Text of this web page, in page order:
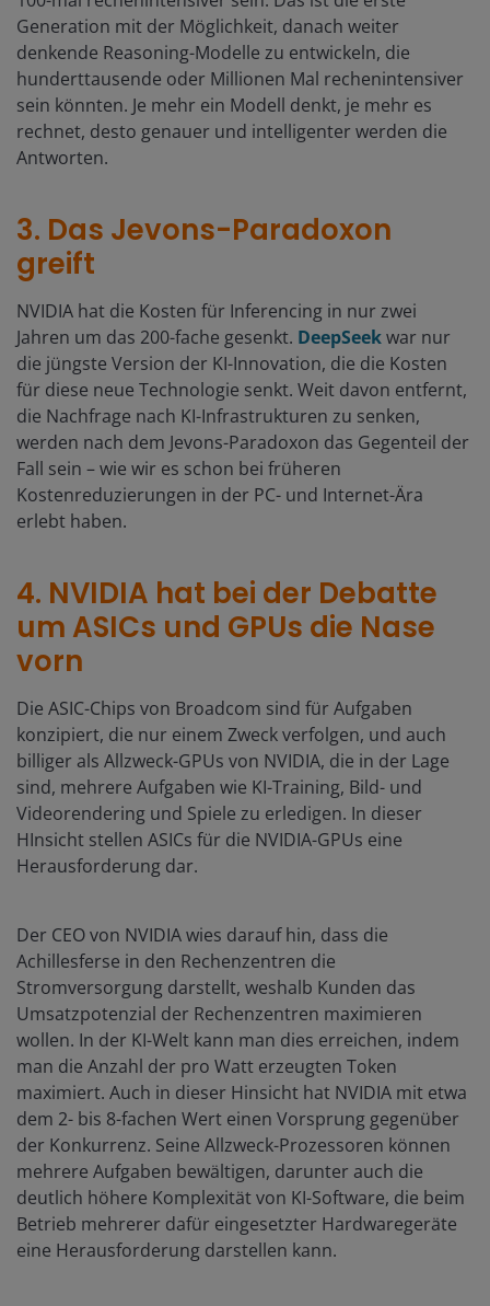
Generation mit der Möglichkeit, danach weiter
denkende Reasoning-Modelle zu entwickeln, die
hunderttausende oder Millionen Mal rechenintensiver
sein könnten. Je mehr ein Modell denkt, je mehr es
rechnet, desto genauer und intelligenter werden die
Antworten.
3. Das Jevons-Paradoxon
greift
NVIDIA hat die Kosten für Inferencing in nur zwei
Jahren um das 200-fache gesenkt. DeepSeekwar nur
die jüngste Version der KI-Innovation, die die Kosten
für diese neue Technologie senkt. Weit davon entfernt,
die Nachfrage nach KI-Infrastrukturen zu senken,
werden nach dem Jevons-Paradoxon das Gegenteil der
Fall sein – wie wir es schon bei früheren
Kostenreduzierungen in der PC- und Internet-Ära
erlebt haben.
4. NVIDIA hat bei der Debatte
um ASICs und GPUs die Nase
vorn
Die ASIC-Chips von Broadcom sind für Aufgaben
konzipiert, die nur einem Zweck verfolgen, und auch
billiger als Allzweck-GPUs von NVIDIA, die in der Lage
sind, mehrere Aufgaben wie KI-Training, Bild- und
Videorendering und Spiele zu erledigen. In dieser
HInsicht stellen ASICs für die NVIDIA-GPUs eine
Herausforderung dar.
Der CEO von NVIDIA wies darauf hin, dass die
Achillesferse in den Rechenzentren die
Stromversorgung darstellt, weshalb Kunden das
Umsatzpotenzial der Rechenzentren maximieren
wollen. In der KI-Welt kann man dies erreichen, indem
man die Anzahl der pro Watt erzeugten Token
maximiert. Auch in dieser Hinsicht hat NVIDIA mit etwa
dem 2- bis 8-fachen Wert einen Vorsprung gegenüber
der Konkurrenz. Seine Allzweck-Prozessoren können
mehrere Aufgaben bewältigen, darunter auch die
deutlich höhere Komplexität von KI-Software, die beim
Betrieb mehrerer dafür eingesetzter Hardwaregeräte
eine Herausforderung darstellen kann.